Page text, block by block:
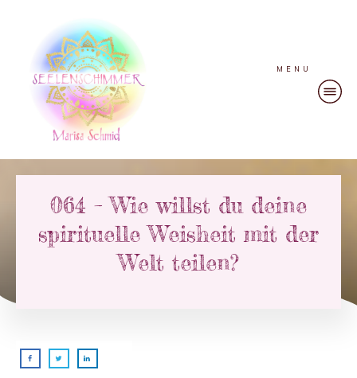
MENU
064 – Wie willst du deine
spirituelle Weisheit mit der
Welt teilen?